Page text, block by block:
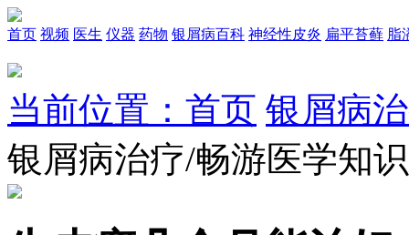
首页 视频 医生 仪器 药物 银屑病百科 神经性皮炎 扁平苔藓 脂
当前位置：首页 银屑病
银屑病治疗/畅游医学知